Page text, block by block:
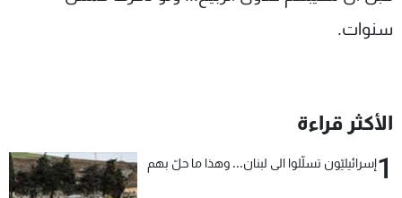
سنوات.
الأكثر قراءة
1إسرائيليّون تسلّلوا الى لبنان... وهذا ما حلّ بهم